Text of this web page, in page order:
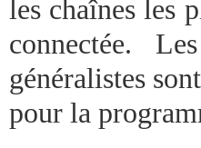
les chaînes les
connectée.
généralistes
pour la